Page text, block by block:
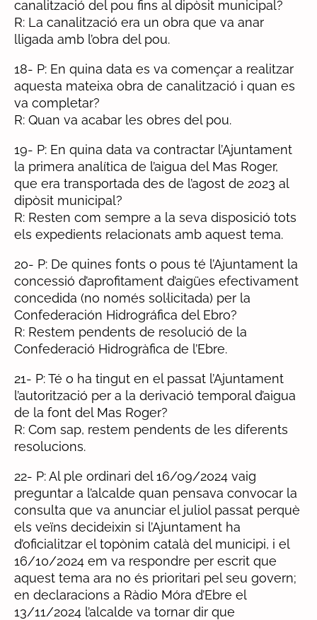
canalització del pou fins al dipòsit municipal?
R: La canalització era un obra que va anar
lligada amb l’obra del pou.
18- P: En quina data es va començar a realitzar
aquesta mateixa obra de canalització i quan es
va completar?
R: Quan va acabar les obres del pou.
19- P: En quina data va contractar l’Ajuntament
la primera analítica de l’aigua del Mas Roger,
que era transportada des de l’agost de 2023 al
dipòsit municipal?
R: Resten com sempre a la seva disposició tots
els expedients relacionats amb aquest tema.
20- P: De quines fonts o pous té l’Ajuntament la
concessió d’aprofitament d’aigües efectivament
concedida (no només sol·licitada) per la
Confederación Hidrográfica del Ebro?
R: Restem pendents de resolució de la
Confederació Hidrogràfica de l’Ebre.
21- P: Té o ha tingut en el passat l’Ajuntament
l’autorització per a la derivació temporal d’aigua
de la font del Mas Roger?
R: Com sap, restem pendents de les diferents
resolucions.
22- P: Al ple ordinari del 16/09/2024 vaig
preguntar a l’alcalde quan pensava convocar la
consulta que va anunciar el juliol passat perquè
els veïns decideixin si l’Ajuntament ha
d’oficialitzar el topònim català del municipi, i el
16/10/2024 em va respondre per escrit que
aquest tema ara no és prioritari pel seu govern;
en declaracions a Ràdio Móra d’Ebre el
13/11/2024 l’alcalde va tornar dir que